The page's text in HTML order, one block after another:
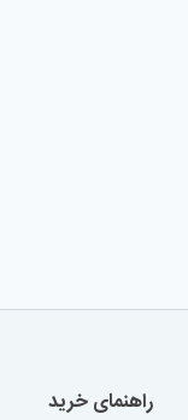
راهنمای خرید